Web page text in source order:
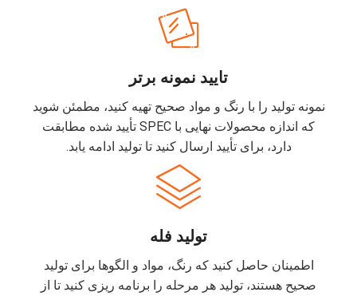
تایید نمونه برتر
نمونه تولید را با رنگ و مواد صحیح تهیه کنید، مطمئن شوید
که اندازه محصولات نهایی با SPEC تأیید شده مطابقت
دارد، برای تأیید ارسال کنید تا تولید ادامه یابد.
تولید فله
اطمینان حاصل کنید که رنگ، مواد و الگوها برای تولید
صحیح هستند، تولید هر مرحله را برنامه ریزی کنید تا از